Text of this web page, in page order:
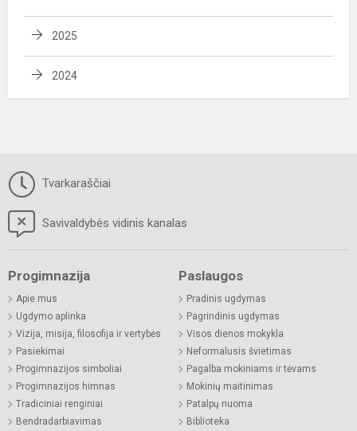
2025
2024
Tvarkaraščiai
Savivaldybės vidinis kanalas
Progimnazija
Apie mus
Ugdymo aplinka
Vizija, misija, filosofija ir vertybės
Pasiekimai
Progimnazijos simboliai
Progimnazijos himnas
Tradiciniai renginiai
Bendradarbiavimas
Paslaugos
Pradinis ugdymas
Pagrindinis ugdymas
Visos dienos mokykla
Neformalusis švietimas
Pagalba mokiniams ir tėvams
Mokinių maitinimas
Patalpų nuoma
Biblioteka